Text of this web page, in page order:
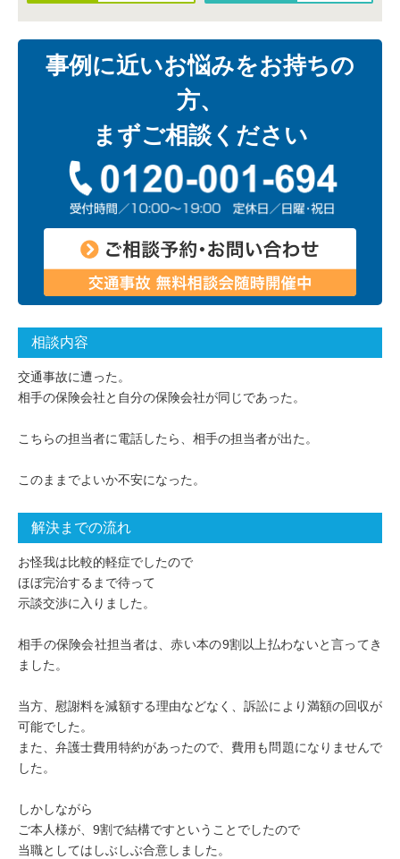
事例に近いお悩みをお持ちの
方、
まずご相談ください
相談内容
交通事故に遭った。
相手の保険会社と自分の保険会社が同じであった。
こちらの担当者に電話したら、相手の担当者が出た。
このままでよいか不安になった。
解決までの流れ
お怪我は比較的軽症でしたので
ほぼ完治するまで待って
示談交渉に入りました。
相手の保険会社担当者は、赤い本の9割以上払わないと言ってき
ました。
当方、慰謝料を減額する理由などなく、訴訟により満額の回収が
可能でした。
また、弁護士費用特約があったので、費用も問題になりませんで
した。
しかしながら
ご本人様が、9割で結構ですということでしたので
当職としてはしぶしぶ合意しました。